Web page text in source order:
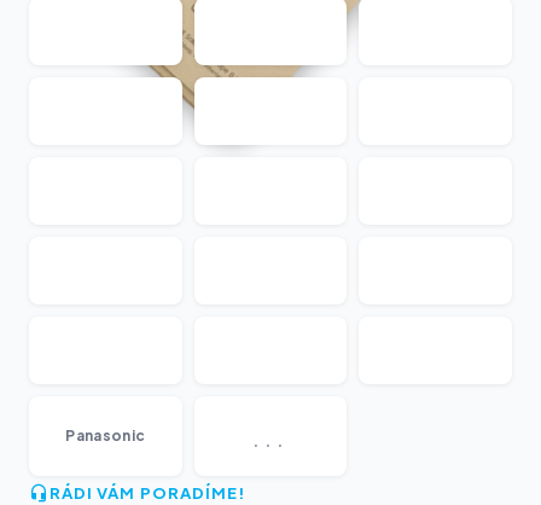
Panasonic ...
RÁDI VÁM PORADÍME!